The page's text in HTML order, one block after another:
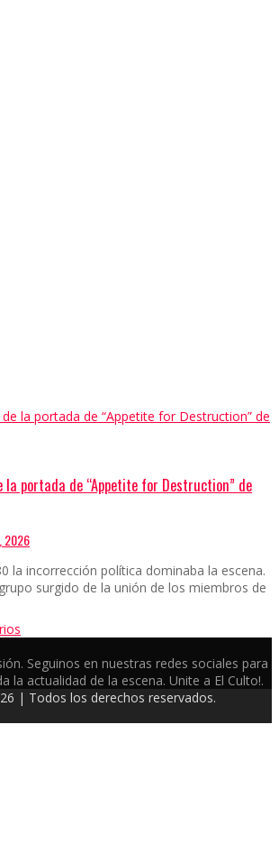
portada de “Appetite for Destruction” de
2026
la incorrección política dominaba la escena.
surgido de la unión de los miembros de
Seguinos en nuestras redes sociales para
la actualidad de la escena. Unite a El Culto!.
| Todos los derechos reservados.